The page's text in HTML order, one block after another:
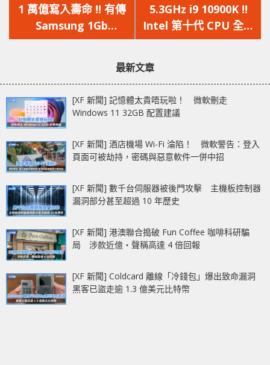
一
篇
文
1 萬億寫入壽命 !! 有傳
Samsung 1Gb
eMRAM 生產良率已達
一
篇
文
5.3GHz i9 10900K !!
Intel 第十代 CPU 全線
曝光
最新文章
[XF 新聞] 記憶體太貴唔玩啦！ 微軟刪走
Windows 11 32GB 配置建議
[XF 新聞] 酒店機場 Wi-Fi 淪陷！ 微軟警告：登入
頁面可被劫持，密碼與惡意軟件一併中招
[XF 新聞] 數千台伺服器被後門攻擊 主機板控制器
漏洞部分甚至超過 10 年歷史
[XF 新聞] 港澳聯合搗破 Fun Coffee 咖啡科研騙
局 涉款近億‧聲稱高達 4 倍回報
[XF 新聞] Coldcard 離線「冷錢包」爆出致命漏洞
黑客已盜走逾 1.3 億美元比特幣